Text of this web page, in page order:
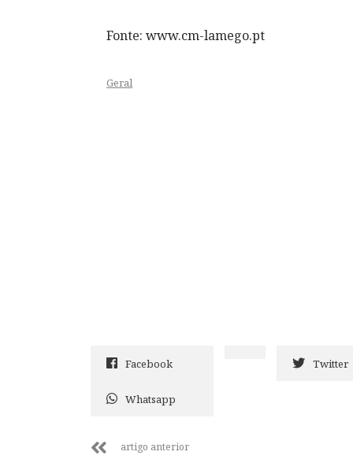
Fonte: www.cm-lamego.pt
Geral
Facebook Twitter
Whatsapp
artigo anterior